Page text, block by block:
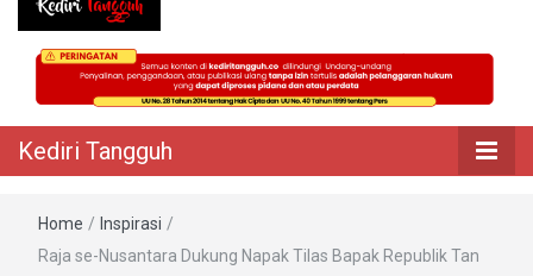
Kediri Tangguh
Berita Akurat Terpercaya
Kediri Tangguh
Home / Inspirasi /
Raja se-Nusantara Dukung Napak Tilas Bapak Republik Tan